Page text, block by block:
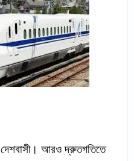
দেশবাসী। আরও দ্রুতগতিতে